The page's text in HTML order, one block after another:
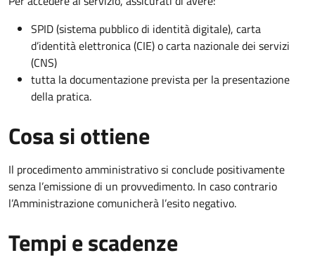
SPID (sistema pubblico di identità digitale), carta
d’identità elettronica (CIE) o carta nazionale dei servizi
(CNS)
tutta la documentazione prevista per la presentazione
della pratica.
Cosa si ottiene
Il procedimento amministrativo si conclude positivamente
senza l’emissione di un provvedimento. In caso contrario
l’Amministrazione comunicherà l’esito negativo.
Tempi e scadenze